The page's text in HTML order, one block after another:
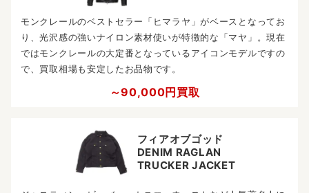
モンクレールのベストセラー「ヒマラヤ」がベースとなってお
り、光沢感の強いナイロン素材使いが特徴的な「マヤ」。現在
ではモンクレールの大定番となっているアイコンモデルですの
で、買取相場も安定したお品物です。
～90,000円買取
フィアオブゴッド
DENIM RAGLAN
TRUCKER JACKET